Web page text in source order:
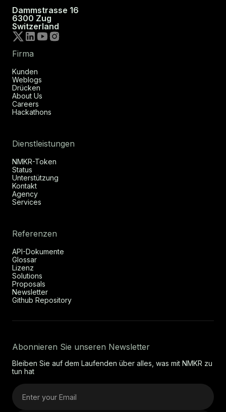
Dammstrasse 16
6300 Zug
Switzerland
Firma
Kunden
Weblogs
Drücken
About Us
Careers
Hackathons
Dienstleistungen
NMKR-Token
Status
Unterstützung
Kontakt
Agency
Services
Referenzen
API-Dokumente
Glossar
Lizenz
Solutions
Proposals
Newsletter
Github Repository
Abonnieren Sie unseren Newsletter
Bleiben Sie auf dem Laufenden über alles, was mit NMKR zu
tun hat